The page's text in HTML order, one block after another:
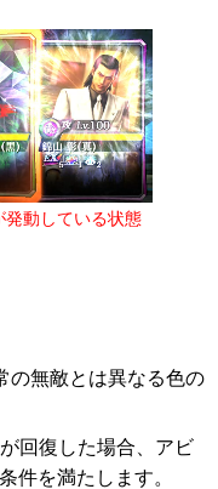
動している状態
の無敵とは異なる色の
回復した場合、アビ
件を満たします。